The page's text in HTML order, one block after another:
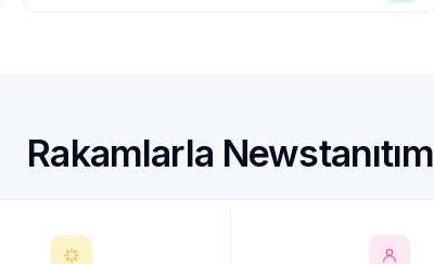
Rakamlarla Newstanıtım